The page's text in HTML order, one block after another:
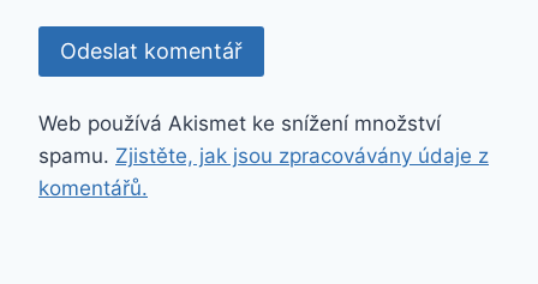
Web používá Akismet ke snížení množství
spamu. Zjistěte, jak jsou zpracovávány údaje z
komentářů.